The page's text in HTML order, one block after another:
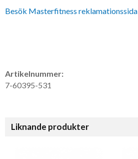
Besök Masterfitness reklamationssida
Artikelnummer:
7-60395-531
Liknande produkter